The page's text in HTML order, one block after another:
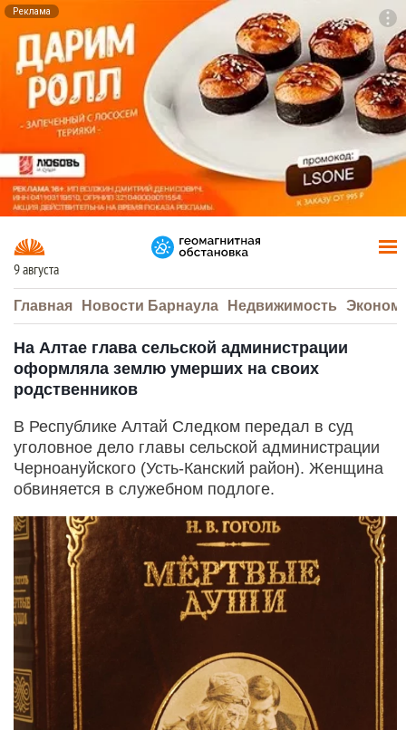
Реклама
9 августа
Главная Новости Барнаула Недвижимость
На Алтае глава сельской администрации
оформляла землю умерших на своих
родственников
В Республике Алтай Следком передал в суд
уголовное дело главы сельской администрации
Черноануйского (Усть-Канский район). Женщина
обвиняется в служебном подлоге.